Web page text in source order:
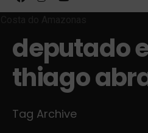
deputado
thiago
Tag Archive